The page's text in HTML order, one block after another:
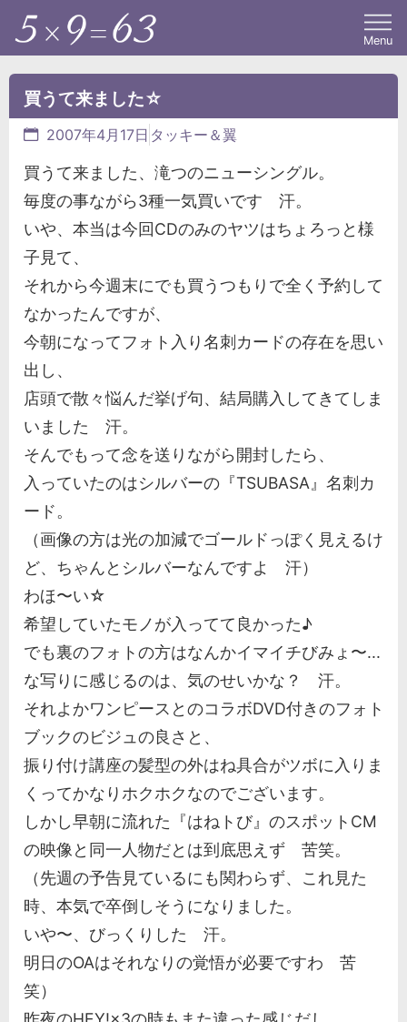
Menu
買うて来ました☆
2007年4月17日 タッキー＆翼
買うて来ました、滝つのニューシングル。
毎度の事ながら3種一気買いです 汗。
いや、本当は今回CDのみのヤツはちょろっと様
子見て、
それから今週末にでも買うつもりで全く予約して
なかったんですが、
今朝になってフォト入り名刺カードの存在を思い
出し、
店頭で散々悩んだ挙げ句、結局購入してきてしま
いました 汗。
そんでもって念を送りながら開封したら、
入っていたのはシルバーの『TSUBASA』名刺カ
ード。
（画像の方は光の加減でゴールドっぽく見えるけ
ど、ちゃんとシルバーなんですよ 汗）
わほ〜い☆
希望していたモノが入ってて良かった♪
でも裏のフォトの方はなんかイマイチびみょ〜...
な写りに感じるのは、気のせいかな？ 汗。
それよかワンピースとのコラボDVD付きのフォト
ブックのビジュの良さと、
振り付け講座の髪型の外はね具合がツボに入りま
くってかなりホクホクなのでございます。
しかし早朝に流れた『はねトび』のスポットCM
の映像と同一人物だとは到底思えず 苦笑。
（先週の予告見ているにも関わらず、これ見た
時、本気で卒倒しそうになりました。
いや〜、びっくりした 汗。
明日のOAはそれなりの覚悟が必要ですわ 苦
笑）